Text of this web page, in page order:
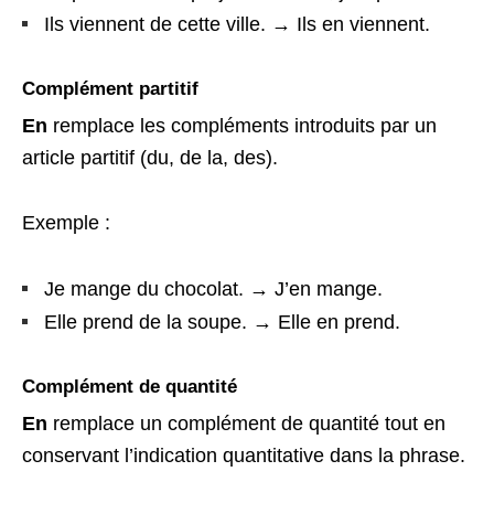
Ils viennent de cette ville. → Ils en viennent.
Complément partitif
En remplace les compléments introduits par un
article partitif (du, de la, des).
Exemple :
Je mange du chocolat. → J’en mange.
Elle prend de la soupe. → Elle en prend.
Complément de quantité
En remplace un complément de quantité tout en
conservant l’indication quantitative dans la phrase.